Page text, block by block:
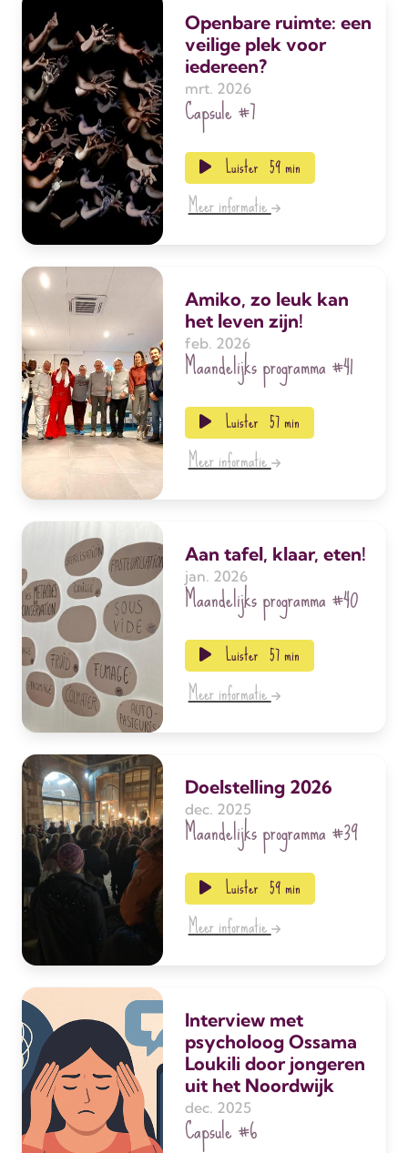
Openbare ruimte: een
veilige plek voor
iedereen?
mrt. 2026
Capsule#7
Luister 59 min
Meer informatie
Amiko, zo leuk kan
het leven zijn!
feb. 2026
Maandelijks programma#41
Luister 57 min
Meer informatie
Aan tafel, klaar, eten!
jan. 2026
Maandelijks programma#40
Luister 57 min
Meer informatie
Doelstelling 2026
dec. 2025
Maandelijks programma#39
Luister 59 min
Meer informatie
Interview met
psycholoog Ossama
Loukili door jongeren
uit het Noordwijk
dec. 2025
Capsule#6